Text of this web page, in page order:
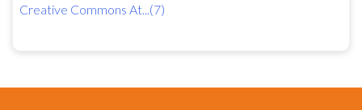
Creative Commons At...(7)